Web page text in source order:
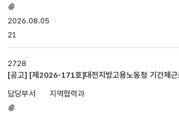
있음
2026.08.05
21
2728
[공고] [제2026-171호]대전지방고용노동청 기간제근로자(통계조사관) 채용
지역협력과